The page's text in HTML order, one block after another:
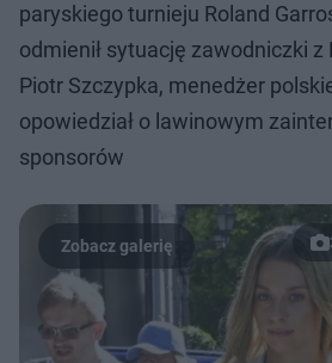
paryskiego turnieju Roland
odmienił sytuację zawodniczki z
Piotr Szczypka, menedżer
opowiedział o lawinowym
sponsorów